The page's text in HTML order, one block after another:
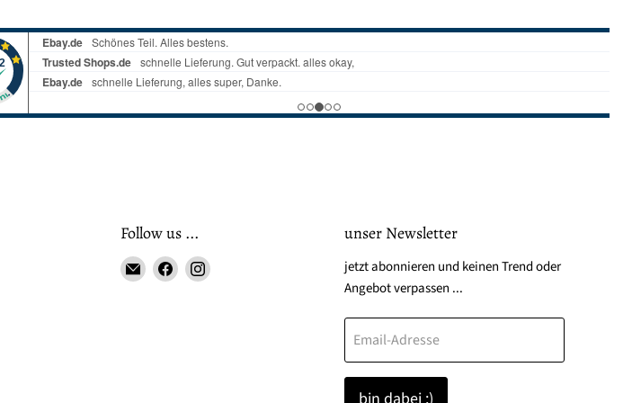
Follow us ...
EmailFindenFinden
unser Newsletter
jetzt abonnieren und keinen Trend oder
Angebot verpassen ...
Email-Adresse